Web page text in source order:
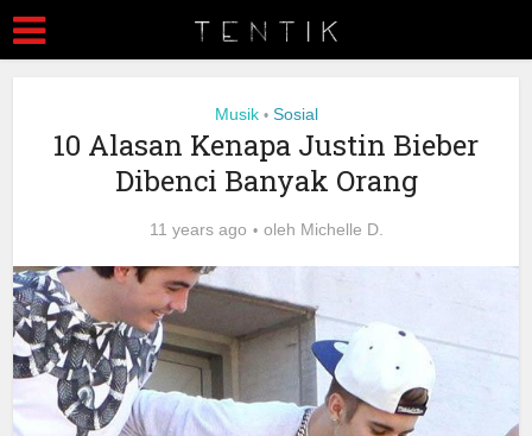
Musik • Sosial
10 Alasan Kenapa Justin Bieber
Dibenci Banyak Orang
11 years ago oleh Michelle D.